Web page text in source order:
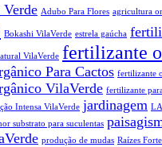
Adubo Para Flores agricultura
Bokashi VilaVerde estrela gaúcha
VilaVerde fertilizante
Para Cactos fertilizante
VilaVerde fertilizante
Intensa VilaVerde jardinagem
substrato para suculentas
produção de mudas Raízes